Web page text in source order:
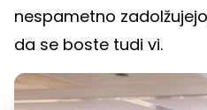
nespametno
da se boste tudi vi.